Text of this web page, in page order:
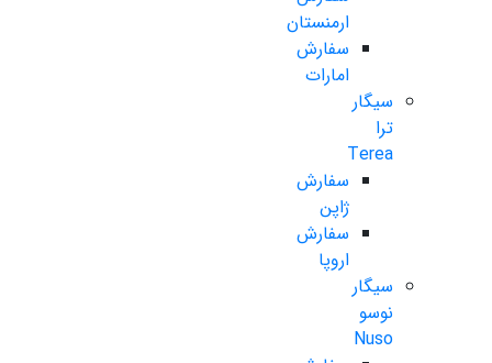
ارمنستان
سفارش
امارات
سیگار
ترا
Terea
سفارش
ژاپن
سفارش
اروپا
سیگار
نوسو
Nuso